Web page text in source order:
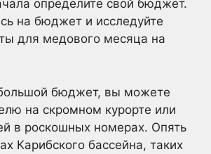
определите свой бюджет.
на бюджет и исследуйте
для медового месяца на
бюджет, вы можете
на скромном курорте или
в роскошных номерах. Опять
Карибского бассейна, таких